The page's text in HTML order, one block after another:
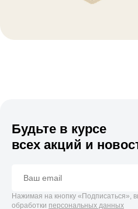
Будьте в курсе
всех акций и
Нажимая на кнопку «Подписаться»,
обработки персональных данных